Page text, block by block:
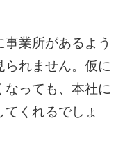
業所があるよう
られません。仮に
なっても、本社に
くれるでしょ